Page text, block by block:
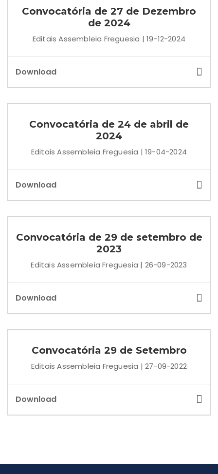
Convocatória de 27 de Dezembro
de 2024
Editais Assembleia Freguesia | 19-12-2024
Download
Convocatória de 24 de abril de
2024
Editais Assembleia Freguesia | 19-04-2024
Download
Convocatória de 29 de setembro de
2023
Editais Assembleia Freguesia | 26-09-2023
Download
Convocatória 29 de Setembro
Editais Assembleia Freguesia | 27-09-2022
Download